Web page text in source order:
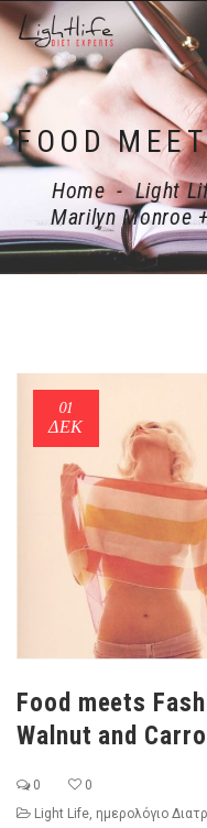
Home - Light
Marilyn Monroe
01
ΔΕΚ
Food meets
Walnut and
0
0
Light Life ημερολόγιο